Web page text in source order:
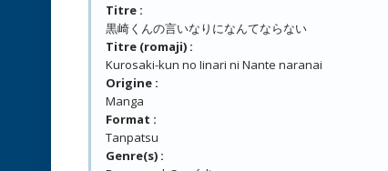
Titre :
黒崎くんの言いなりになんてならない
Titre (romaji) :
Kurosaki-kun no Iinari ni Nante naranai
Origine :
Manga
Format :
Tanpatsu
Genre(s) :